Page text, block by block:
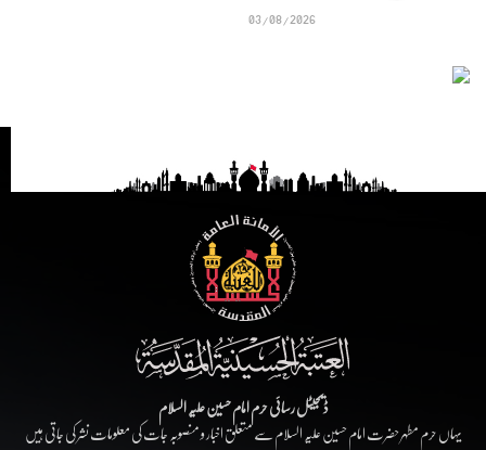
03/08/2026
ڈیجیٹل رسائی حرم امام حسین علیہ السلام
یہاں حرم مطہر حضرت امام حسین علیہ السلام سے متعلق اخبار و منصوبہ جات کی معلومات نشر کی جاتی ہیں